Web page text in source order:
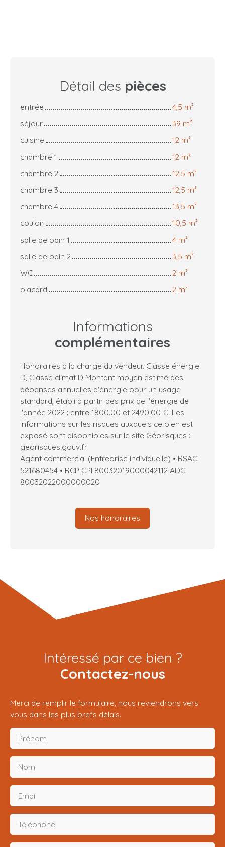
Détail des pièces
entrée
4,5 m²
séjour
39 m²
cuisine
12 m²
chambre 1
12 m²
chambre 2
12,5 m²
chambre 3
12,5 m²
chambre 4
13,5 m²
couloir
10,5 m²
salle de bain 1
4 m²
salle de bain 2
3,5 m²
WC
2 m²
placard
2 m²
Informations
complémentaires
Honoraires à la charge du vendeur. Classe énergie
D, Classe climat D Montant moyen estimé des
dépenses annuelles d'énergie pour un usage
standard, établi à partir des prix de l'énergie de
l'année 2022 : entre 1800.00 et 2490.00 €. Les
informations sur les risques auxquels ce bien est
exposé sont disponibles sur le site Géorisques :
georisques.gouv.fr.
Agent commercial (Entreprise individuelle) • RSAC
521680454 • RCP CPI 80032019000042112 ADC
80032022000000020
Nos honoraires
Intéressé par ce bien ?
Contactez-nous
Merci de remplir le formulaire, nous reviendrons vers
vous dans les plus brefs délais.
Prénom
Nom
Email
Téléphone